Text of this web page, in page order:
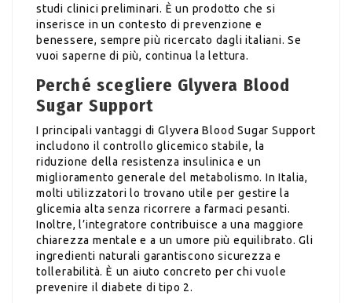
studi clinici preliminari. È un prodotto che si
inserisce in un contesto di prevenzione e
benessere, sempre più ricercato dagli italiani. Se
vuoi saperne di più, continua la lettura.
Perché scegliere Glyvera Blood
Sugar Support
I principali vantaggi di Glyvera Blood Sugar Support
includono il controllo glicemico stabile, la
riduzione della resistenza insulinica e un
miglioramento generale del metabolismo. In Italia,
molti utilizzatori lo trovano utile per gestire la
glicemia alta senza ricorrere a farmaci pesanti.
Inoltre, l’integratore contribuisce a una maggiore
chiarezza mentale e a un umore più equilibrato. Gli
ingredienti naturali garantiscono sicurezza e
tollerabilità. È un aiuto concreto per chi vuole
prevenire il diabete di tipo 2.